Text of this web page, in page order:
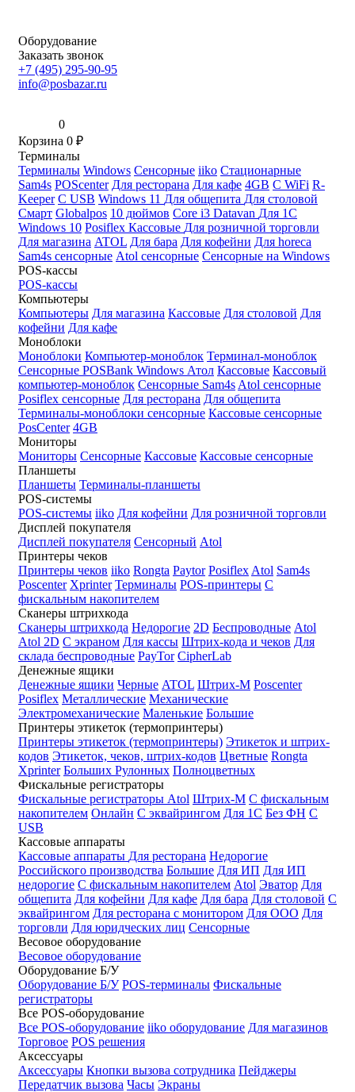
Оборудование
Заказать звонок
+7 (495) 295-90-95
info@posbazar.ru
0
Корзина 0 ₽
Терминалы
Терминалы Windows Сенсорные iiko Стационарные
Sam4s POScenter Для ресторана Для кафе 4GB С WiFi R-
Keeper С USB Windows 11 Для общепита Для столовой
Смарт Globalpos 10 дюймов Core i3 Datavan Для 1С
Windows 10 Posiflex Кассовые Для розничной торговли
Для магазина ATOL Для бара Для кофейни Для horeca
Sam4s сенсорные Atol сенсорные Сенсорные на Windows
POS-кассы
POS-кассы
Компьютеры
Компьютеры Для магазина Кассовые Для столовой Для
кофейни Для кафе
Моноблоки
Моноблоки Компьютер-моноблок Терминал-моноблок
Сенсорные POSBank Windows Атол Кассовые Кассовый
компьютер-моноблок Сенсорные Sam4s Atol сенсорные
Posiflex сенсорные Для ресторана Для общепита
Терминалы-моноблоки сенсорные Кассовые сенсорные
PosCenter 4GB
Мониторы
Мониторы Сенсорные Кассовые Кассовые сенсорные
Планшеты
Планшеты Терминалы-планшеты
POS-системы
POS-системы iiko Для кофейни Для розничной торговли
Дисплей покупателя
Дисплей покупателя Сенсорный Atol
Принтеры чеков
Принтеры чеков iiko Rongta Paytor Posiflex Atol Sam4s
Poscenter Xprinter Терминалы POS-принтеры С
фискальным накопителем
Сканеры штрихкода
Сканеры штрихкода Недорогие 2D Беспроводные Atol
Atol 2D С экраном Для кассы Штрих-кода и чеков Для
склада беспроводные PayTor CipherLab
Денежные ящики
Денежные ящики Черные ATOL Штрих-М Poscenter
Posiflex Металлические Механические
Электромеханические Маленькие Большие
Принтеры этикеток (термопринтеры)
Принтеры этикеток (термопринтеры) Этикеток и штрих-
кодов Этикеток, чеков, штрих-кодов Цветные Rongta
Xprinter Больших Рулонных Полноцветных
Фискальные регистраторы
Фискальные регистраторы Atol Штрих-М С фискальным
накопителем Онлайн С эквайрингом Для 1С Без ФН С
USB
Кассовые аппараты
Кассовые аппараты Для ресторана Недорогие
Российского производства Большие Для ИП Для ИП
недорогие С фискальным накопителем Atol Эватор Для
общепита Для кофейни Для кафе Для бара Для столовой С
эквайрингом Для ресторана с монитором Для ООО Для
торговли Для юридческих лиц Сенсорные
Весовое оборудование
Весовое оборудование
Оборудование Б/У
Оборудование Б/У POS-терминалы Фискальные
регистраторы
Все POS-оборудование
Все POS-оборудование iiko оборудование Для магазинов
Торговое POS решения
Аксессуары
Аксессуары Кнопки вызова сотрудника Пейджеры
Передатчик вызова Часы Экраны